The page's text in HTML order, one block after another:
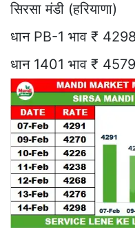
सिरसा मंडी (हरियाणा)
धान PB-1 भाव ₹ 4298
धान 1401 भाव ₹ 4579